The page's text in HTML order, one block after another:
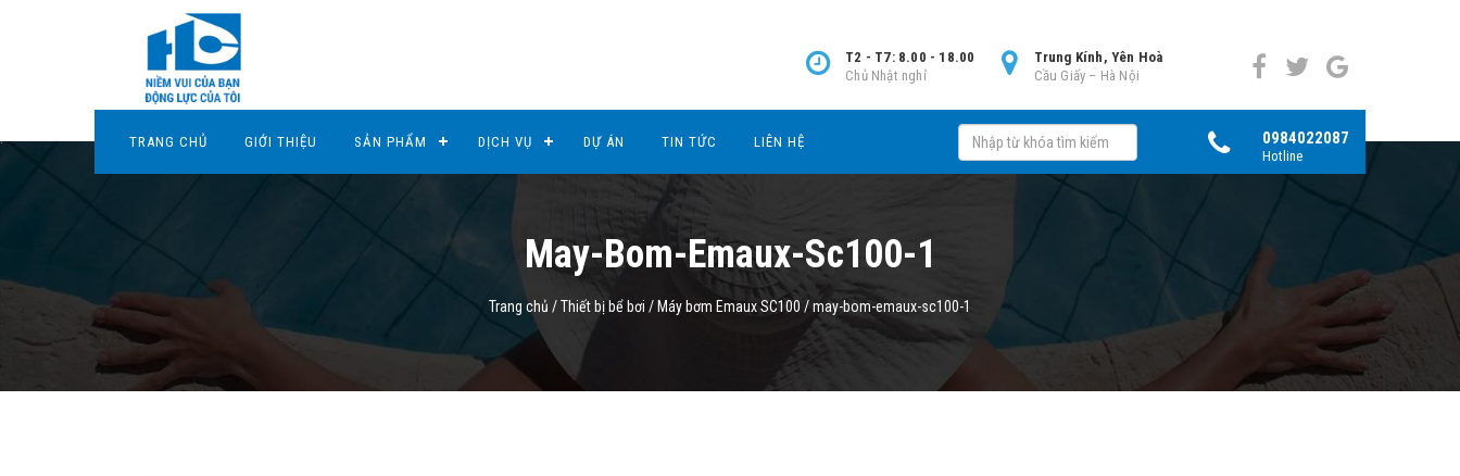
Trung Kính, Yên Hoà
Cầu Giấy – Hà Nội
T2 - T7: 8.00 - 18.00
Chủ Nhật nghỉ
TRANG CHỦ GIỚI THIỆU SẢN PHẨM DỊCH VỤ DỰ ÁN TIN TỨC LIÊN HỆ 0984022087
Hotline
May-Bom-Emaux-Sc100-1
Trang chủ /Thiết bị bể bơi / Máy bơm Emaux SC100 /may-bom-emaux-sc100-1